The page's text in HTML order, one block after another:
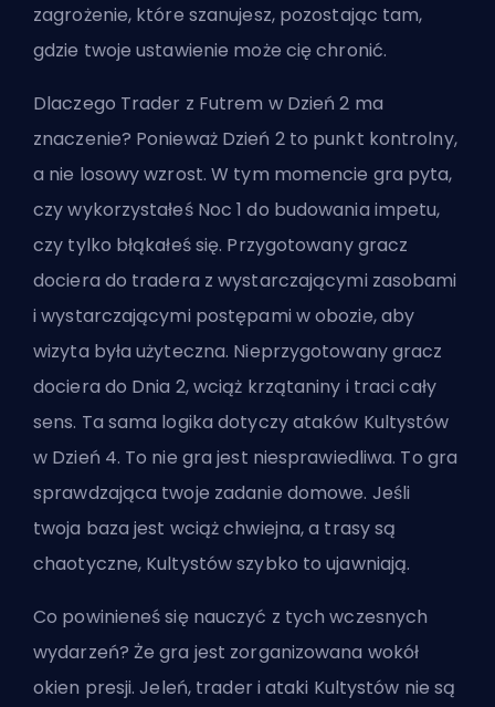
zagrożenie, które szanujesz, pozostając tam,
gdzie twoje ustawienie może cię chronić.
Dlaczego Trader z Futrem w Dzień 2 ma
znaczenie? Ponieważ Dzień 2 to punkt kontrolny,
a nie losowy wzrost. W tym momencie gra pyta,
czy wykorzystałeś Noc 1 do budowania impetu,
czy tylko błąkałeś się. Przygotowany gracz
dociera do tradera z wystarczającymi zasobami
i wystarczającymi postępami w obozie, aby
wizyta była użyteczna. Nieprzygotowany gracz
dociera do Dnia 2, wciąż krzątaniny i traci cały
sens. Ta sama logika dotyczy ataków Kultystów
w Dzień 4. To nie gra jest niesprawiedliwa. To gra
sprawdzająca twoje zadanie domowe. Jeśli
twoja baza jest wciąż chwiejna, a trasy są
chaotyczne, Kultystów szybko to ujawniają.
Co powinieneś się nauczyć z tych wczesnych
wydarzeń? Że gra jest zorganizowana wokół
okien presji. Jeleń, trader i ataki Kultystów nie są